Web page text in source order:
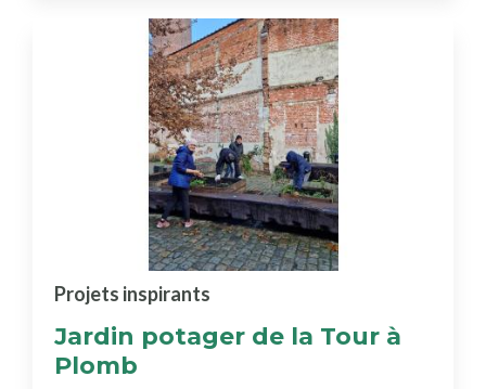
Jardin potager de la Tour à
Plomb
Projets inspirants